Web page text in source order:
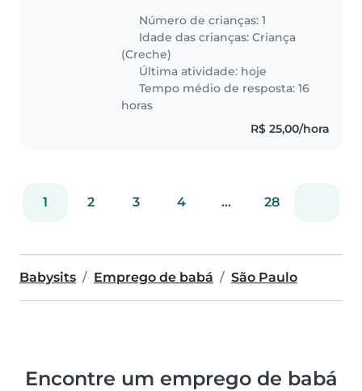
Ideal quem goste de animais.
Disponível para cuidados em
nossa casa. Entre em contato!
Número de crianças: 1
Idade das crianças:Criança
(Creche)
Última atividade: hoje
Tempo médio de resposta: 16
horas
R$ 25,00/hora
1 2 3 4 ... 28
Babysits Emprego de babá São Paulo
Encontre um emprego de babá